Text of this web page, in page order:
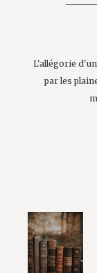
L'allégorie
par les